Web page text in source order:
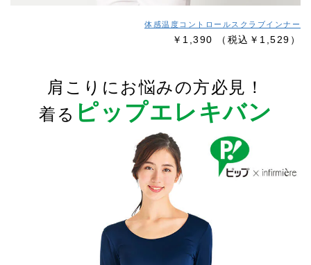
体感温度コントロールスクラブインナー
￥1,390 （税込￥1,529）
肩こりにお悩みの方必見！
着る ピップエレキバン